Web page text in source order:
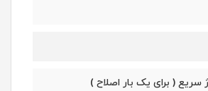
( برای یک بار اصلاح )